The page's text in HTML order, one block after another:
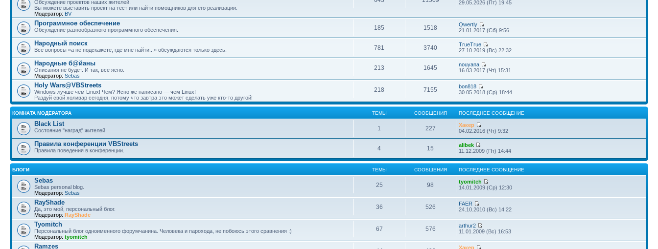
Обсуждение проектов наших жителей.
Вы можете выставить проект на тест или найти помощников для его реализации.
Модератор: BV
29.05.2026 (Пт) 19:45
Программное обеспечение
Обсуждение разнообразного программного обеспечения. 185 1518
Qwertiy
21.01.2017 (Сб) 9:56
Народный поиск
Все вопросы «а не подскажете, где мне найти...» обсуждаются только здесь. 781 3740
TrueTrue
27.10.2019 (Вс) 22:32
Народные б@йаны
Описания не будет. И так, все ясно.
Модератор: Sebas
213 1645
nouyana
16.03.2017 (Чт) 15:31
Holy Wars@VBStreets
Windows лучше чем Linux! Чем? Ясно же написано — чем Linux!
Раздуй свой холивар сегодня, потому что завтра это может сделать уже кто-то другой!
218 7155
bon818
30.05.2018 (Ср) 18:44
КОМНАТА МОДЕРАТОРА ТЕМЫ СООБЩЕНИЯ ПОСЛЕДНЕЕ СООБЩЕНИЕ
Black List
Состояние "наград" жителей. 1 227
Хакер
04.02.2016 (Чт) 9:32
Правила конференции VBStreets
Правила поведения в конференции. 4 15
alibek
11.12.2009 (Пт) 14:44
БЛОГИ ТЕМЫ СООБЩЕНИЯ ПОСЛЕДНЕЕ СООБЩЕНИЕ
Sebas
Sebas personal blog.
Модератор: Sebas
25 98
tyomitch
14.01.2009 (Ср) 12:30
RayShade
Да, это мой, персональный блог.
Модератор: RayShade
36 526
FAER
24.10.2010 (Вс) 14:22
Tyomitch
Персональный блог одноименного форумчанина. Человека и парохода, не побоюсь этого сравнения :)
Модератор: tyomitch
67 576
arthur2
11.01.2009 (Вс) 16:53
Ramzes
Хакер